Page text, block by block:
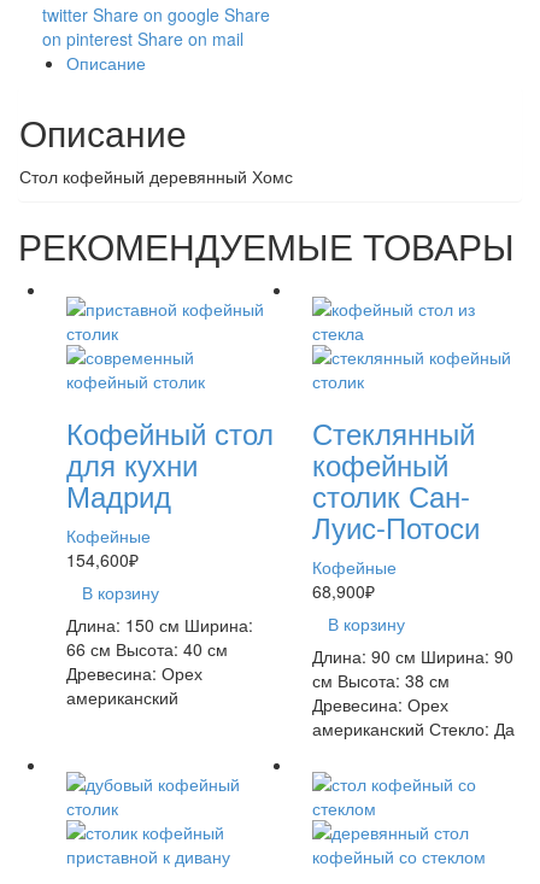
twitter Share on google Share
on pinterest Share on mail
Описание
Описание
Стол кофейный деревянный Хомс
РЕКОМЕНДУЕМЫЕ ТОВАРЫ
Кофейный стол
для кухни
Мадрид
Кофейные
154,600₽
В корзину
Длина: 150 см Ширина:
66 см Высота: 40 см
Древесина: Орех
американский
Стеклянный
кофейный
столик Сан-
Луис-Потоси
Кофейные
68,900₽
В корзину
Длина: 90 см Ширина: 90
см Высота: 38 см
Древесина: Орех
американский Стекло: Да